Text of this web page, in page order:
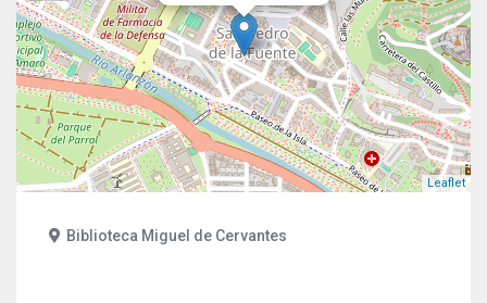
Leaflet
Biblioteca Miguel de Cervantes